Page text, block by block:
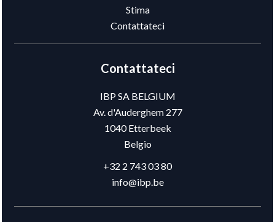
Stima
Contattateci
Contattateci
IBP SA BELGIUM
Av. d'Auderghem 277
1040Etterbeek
Belgio
+32 2 743 03 80
info@ibp.be